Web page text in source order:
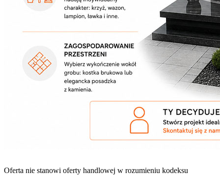
Oferta nie stanowi oferty handlowej w rozumieniu kodeksu